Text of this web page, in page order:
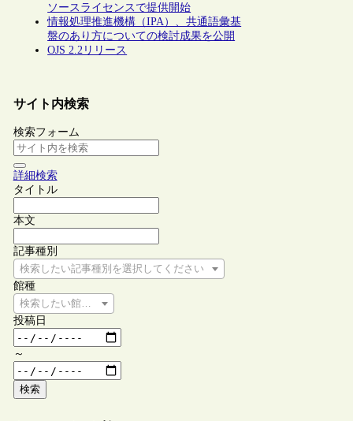
ソースライセンスで提供開始
情報処理推進機構（IPA）、共通語彙基
盤のあり方についての検討成果を公開
OJS 2.2リリース
サイト内検索
検索フォーム
詳細検索
タイトル
本文
記事種別
検索したい記事種別を選択してください
館種
検索したい館種を選択してください
投稿日
～
検索